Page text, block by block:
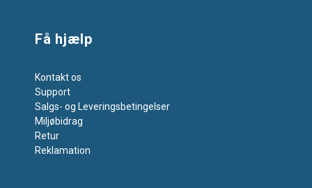
Få hjælp
Kontakt os
Support
Salgs- og Leveringsbetingelser
Miljøbidrag
Retur
Reklamation